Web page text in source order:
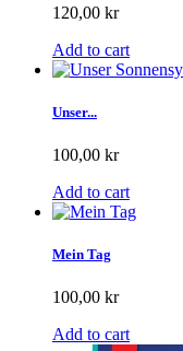
120,00 kr
Add to cart
Unser...
100,00 kr
Add to cart
Mein Tag
100,00 kr
Add to cart